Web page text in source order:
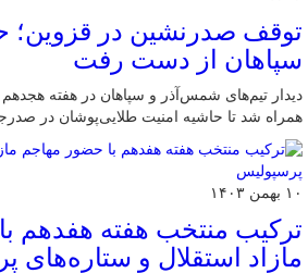
توقف صدرنشین در قزوین؛
سپاهان از دست رفت
دیدار تیم‌های شمس‌آذر و سپاهان در هفته هجدهم
همراه شد تا حاشیه امنیت طلایی‌پوشان در
۱۰ بهمن ۱۴۰۳
ترکیب منتخب هفته هفدهم
مازاد استقلال و ستاره‌های